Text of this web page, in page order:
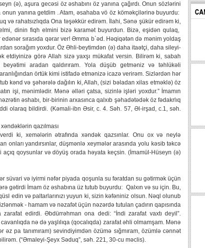
(ə), aşura gecəsi öz əshabını öz yanına çağırdı. Onun sözlərini
yanına getdim . Atam, əsahaba vö öz köməkçilərinə buyurdu:
və rahatsızlıqda Ona təşəkkür edirəm. İlahi, Sənə şükür edirəm ki,
dinin fiqh elmini bizə karamət buyurdun. Bizə, eşidən qulaq,
sırasıda qərar ver! Əmma b`əd. Həqiqətən də mənim yoldaş
sorağım yoxdur. Öz Əhli-beytimdən (ə) daha itaətçi, daha sileyi-
etdiyinizə görə Allah sizə yaxşı mükafat versin. Bilirəm ki, sabah
aradan qaldırıram. Yola düşüb getməniz və təhlükəli
örtük kimi istifadə etmənizə icazə verirəm. Sizlərdən hər
kənd və şəhərələ dağılın ki, Allah, (sizi bəladan xilas etməklə) öz
işi, mənimlədir. Mənə əlləri çatsa, sizinlə işləri yoxdur.” İmamın
əshabı, bir-birinin arxasınca qalxıb şəhadətədək öz fədakrlıq
olaraq bildirdi. (Kəmali-ibn Əsir, c. 4. Səh. 57, Əl-irşad, c.1, səh.
qazılması
ki, xemələrin ətrafında xəndək qazsınlar. Onu ox və neylə
onları yandırsınlar, düşmənlə xeymələr arasında yolu kəsib təkcə
qoysunlar və döyüş orada həyata keçsin. (İmamül-Hüseyn (ə)
süvari və iyirmi nəfər piyada qoşunla su fəratdan su gətirmək üçün
gətirdi İmam öz əshabına üz tutub buyurdu: Qalxın və su için. Bu,
edin və paltarlarınızı yuyun ki, sizin kəfəniniz olsun. Nəql olunub
- hamam və nəzafət üçün nəzərdə tutulan çadırın qapısında
edirdi. Əbdürrəhman ona dedi: “İndi zarafat vaxtı deyil”.
nə də yaşlılıqa (qocalıqda) zarafat əhli olmamşam. Mənə
pa tanımıram) sevindiyimdən özümə sığmıram, özümlə cənnət
(“Əmaleyi-Şeyx Səduq”, səh. 221, 30-cu məclis).